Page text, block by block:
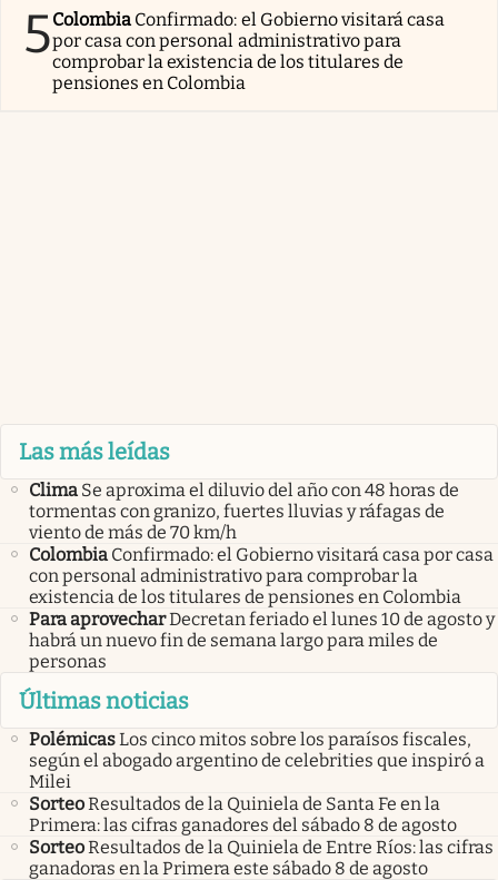
5Colombia Confirmado: el Gobierno visitará casa
por casa con personal administrativo para
comprobar la existencia de los titulares de
pensiones en Colombia
Las más leídas
Clima Se aproxima el diluvio del año con 48 horas de
tormentas con granizo, fuertes lluvias y ráfagas de
viento de más de 70 km/h
Colombia Confirmado: el Gobierno visitará casa por casa
con personal administrativo para comprobar la
existencia de los titulares de pensiones en Colombia
Para aprovecharDecretan feriado el lunes 10 de agosto y
habrá un nuevo fin de semana largo para miles de
personas
Últimas noticias
PolémicasLos cinco mitos sobre los paraísos fiscales,
según el abogado argentino de celebrities que inspiró a
Milei
SorteoResultados de la Quiniela de Santa Fe en la
Primera: las cifras ganadores del sábado 8 de agosto
SorteoResultados de la Quiniela de Entre Ríos: las cifras
ganadoras en la Primera este sábado 8 de agosto